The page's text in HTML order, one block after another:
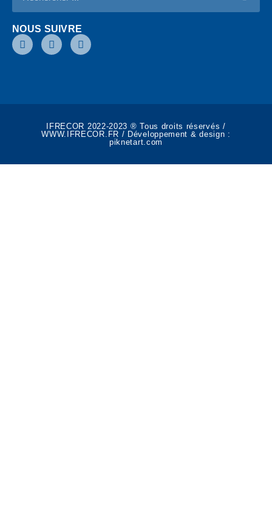
NOUS SUIVRE
IFRECOR 2022-2023 ® Tous droits réservés /
WWW.IFRECOR.FR / Développement & design :
piknetart.com​